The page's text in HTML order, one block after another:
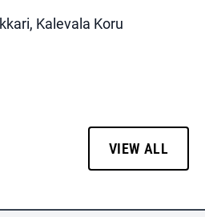
Kalevala Koru
VIEW ALL